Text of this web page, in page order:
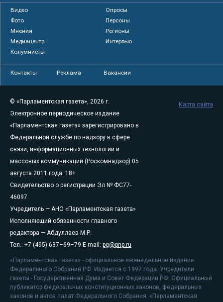
Видео
Опросы
Фото
Персоны
Мнения
Регионы
Медиацентр
Интервью
Колумнисты
Контакты Реклама Вакансии
© «Парламентская газета», 2026 г.
Электронное периодическое издание
«Парламентская газета» зарегистрировано в
Федеральной службе по надзору в сфере
связи, информационных технологий и
массовых коммуникаций (Роскомнадзор) 05
августа 2011 года. 18+
Свидетельство о регистрации Эл № ФС77-
46097
Учредитель — АНО «Парламентская газета»
Исполняющий обязанности главного
редактора — Абдуллаев М.Р.
Тел.: +7 (495) 637–69–79 E-mail: pg@pnp.ru
«Парламентская газета» - официальное еженедельное издание
Федерального Собрания РФ. Издается с 1997 года. Учредители
газеты - Государственная Дума и Совет Федерации РФ. Официальный
публикатор федеральных конституционных законов, федеральных
законов и актов палат Федерального Собрания. «Парламентская
Карта сайта